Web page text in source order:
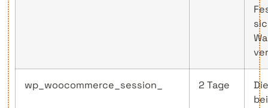
wp_woocommerce_session_ 2 Tage